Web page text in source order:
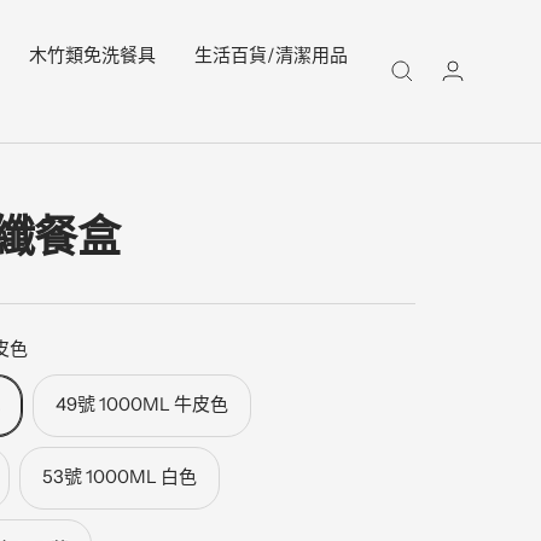
木竹類免洗餐具
生活百貨/清潔用品
餐盒
色
49號 1000ML 牛皮色
53號 1000ML 白色